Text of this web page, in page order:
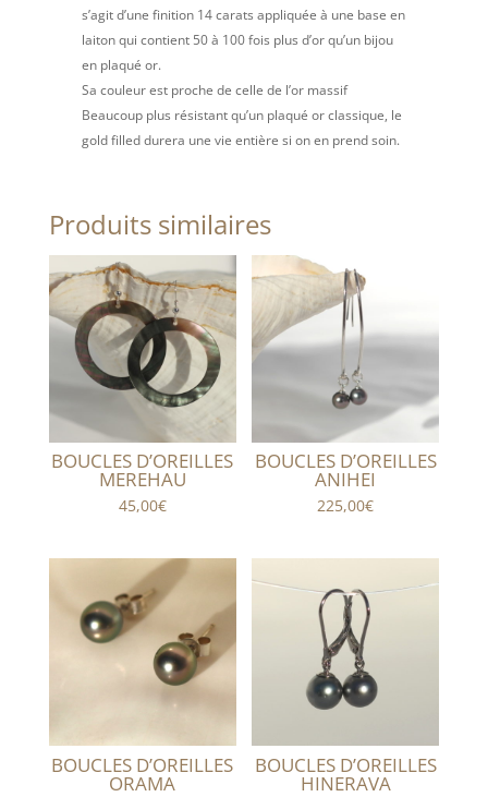
s’agit d’une finition 14 carats appliquée à une base en
laiton qui contient 50 à 100 fois plus d’or qu’un bijou
en plaqué or.
Sa couleur est proche de celle de l’or massif
Beaucoup plus résistant qu’un plaqué or classique, le
gold filled durera une vie entière si on en prend soin.
Produits similaires
BOUCLES D’OREILLES
MEREHAU
45,00€
BOUCLES D’OREILLES
ANIHEI
225,00€
BOUCLES D’OREILLES
ORAMA
BOUCLES D’OREILLES
HINERAVA